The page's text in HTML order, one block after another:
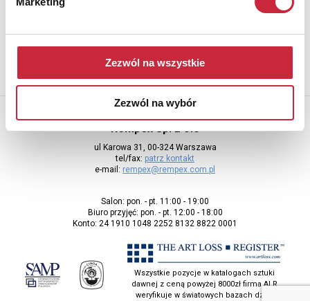
Zezwól na wszystkie
Zezwól na wybór
Aby otrzymywać informacje o nowych aukcjach, prosimy podać
Rempex Sp. z o.o
ul Karowa 31, 00-324 Warszawa
tel/fax: patrz kontakt
e-mail: rempex@rempex.com.pl
Salon: pon. - pt. 11:00 - 19:00
Biuro przyjęć: pon. - pt. 12:00 - 18:00
Konto: 24 1910 1048 2252 8132 8822 0001
Wszystkie pozycje w katalogach sztuki
dawnej z ceną powyżej 8000zł firma ALR
weryfikuje w światowych bazach dzieł